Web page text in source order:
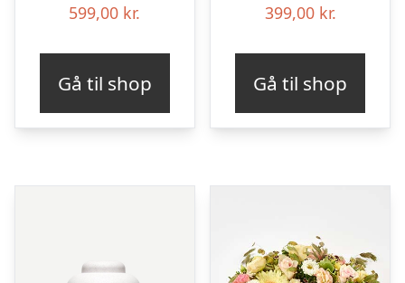
599,00 kr.
Gå til shop
399,00 kr.
Gå til shop